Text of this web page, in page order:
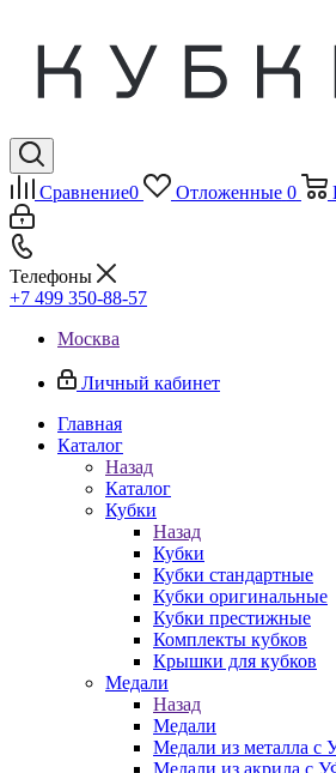
Сравнение0 Отложенные 0
Телефоны
+7 499 350-88-57
Москва
Личный кабинет
Главная
Каталог
Назад
Каталог
Кубки
Назад
Кубки
Кубки стандартные
Кубки оригинальные
Кубки престижные
Комплекты кубков
Крышки для кубков
Медали
Назад
Медали
Медали из металла с
Медали из акрила с